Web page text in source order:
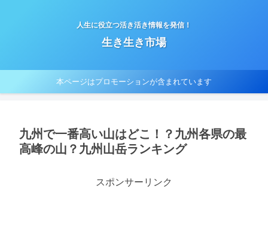
人生に役立つ活き活き情報を発信！
生き生き市場
本ページはプロモーションが含まれています
九州で一番高い山はどこ！？九州各県の最
高峰の山？九州山岳ランキング
スポンサーリンク